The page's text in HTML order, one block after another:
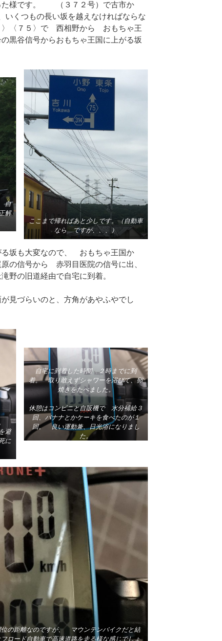
た様です。 （３７２号）で古市か
くつもの長い坂を越えなければならな
〉〈７５〉で 西相野から おもちゃ王
黒谷信号からおもちゃ王国に上がる坂
自
解
ここまで帰ればあと少しです。（自動車
なら ですが、、、）
る坂も大変なので、 おもちゃ王国か
の信号から 赤羽目医院の信号に出、
野の旧道経由で自宅に到着。
見づらいのと、方角があやふやでし
。
避
に
自宅に到着した時間 ２時までに到
着。 取り敢えずシャワーを浴びて、卵
焼きをたべました。
休憩はコンビニと自販機で 水分補給３
回、バナナとかケーキを食べたのが１
回。 良い運動兼、日光浴になりまし
た。
の距離なのですが、 マウンテンバイクだと結
ード自動車で高速道路を走る様な感じでしょ